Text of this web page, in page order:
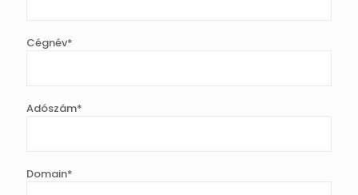
Cégnév*
Adószám*
Domain*